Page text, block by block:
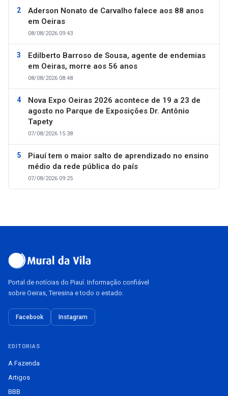
Aderson Nonato de Carvalho falece aos 88 anos
em Oeiras
08/08/2026 09:43
Edilberto Barroso de Sousa, agente de endemias
em Oeiras, morre aos 56 anos
08/08/2026 08:48
Nova Expo Oeiras 2026 acontece de 19 a 23 de
agosto no Parque de Exposições Dr. Antônio
Tapety
07/08/2026 15:38
Piauí tem o maior salto de aprendizado no ensino
médio da rede pública do país
07/08/2026 09:25
Portal de notícias do Piauí. Informação confiável
sobre Oeiras, Teresina e todo o estado.
Facebook Instagram
EDITORIAS
A Fazenda
Artigos
BBB